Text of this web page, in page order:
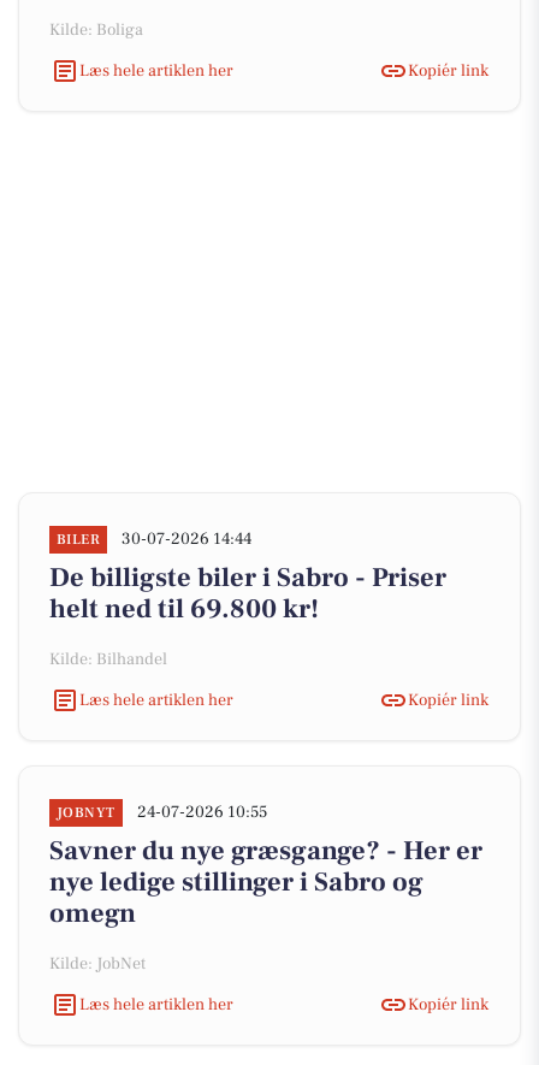
Kilde: Boliga
Læs hele artiklen her
Kopiér link
BILER 30-07-2026 14:44
De billigste biler i Sabro - Priser
helt ned til 69.800 kr!
Kilde: Bilhandel
Læs hele artiklen her
Kopiér link
JOBNYT 24-07-2026 10:55
Savner du nye græsgange? - Her er
nye ledige stillinger i Sabro og
omegn
Kilde: JobNet
Læs hele artiklen her
Kopiér link